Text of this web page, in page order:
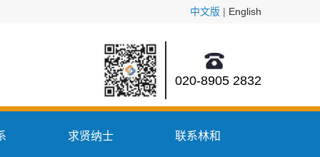
中文版 | English
020-8905 2832
求贤纳士 联系林和